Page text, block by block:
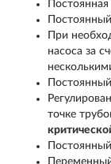
При
насоса за
точке